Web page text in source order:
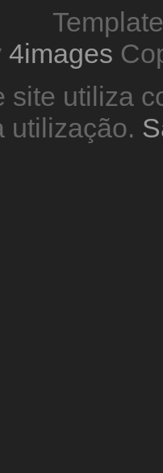
4images
site utiliza
utilização.